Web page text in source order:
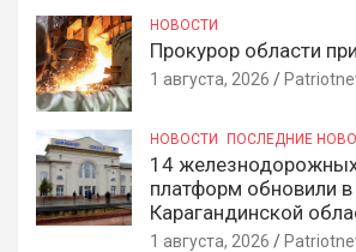
НОВОСТИ
Прокурор области
1 августа, 2026
НОВОСТИ ПОСЛЕДНИЕ
14
платформ обновили в
Карагандинской
1 августа, 2026